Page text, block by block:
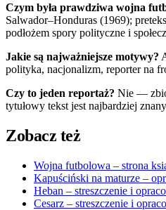
Czym była prawdziwa wojna
Salwador–Honduras (1969);
podłożem spory polityczne i
Jakie są najważniejsze motywy?
polityka, nacjonalizm, reporter na
Czy to jeden reportaż? Nie —
tytułowy tekst jest najbardziej
Zobacz też
Wojna futbolowa – strona
Kapuściński na maturze –
Heban – streszczenie i
Cesarz – streszczenie i